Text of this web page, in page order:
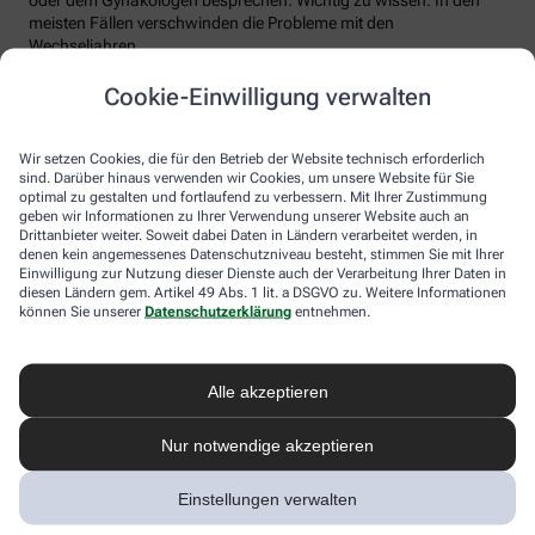
Cookie-Einwilligung verwalten
Wir setzen Cookies, die für den Betrieb der Website technisch erforderlich
sind. Darüber hinaus verwenden wir Cookies, um unsere Website für Sie
optimal zu gestalten und fortlaufend zu verbessern. Mit Ihrer Zustimmung
geben wir Informationen zu Ihrer Verwendung unserer Website auch an
Drittanbieter weiter. Soweit dabei Daten in Ländern verarbeitet werden, in
denen kein angemessenes Datenschutzniveau besteht, stimmen Sie mit Ihrer
Einwilligung zur Nutzung dieser Dienste auch der Verarbeitung Ihrer Daten in
diesen Ländern gem. Artikel 49 Abs. 1 lit. a DSGVO zu. Weitere Informationen
können Sie unserer Datenschutzerklärung entnehmen.
Alle akzeptieren
Nur notwendige akzeptieren
Einstellungen verwalten
meisten Fällen verschwinden die Probleme mit den
Wechseljahren.
Voraussetzung für eine erfolgreiche Behandlung ist allerdings
immer, dass die Endometriose auch als solche erkannt wird.
nehmen und ärztlich abklären lassen. Und sich auf keinen Fall
einreden lassen, sie seien normal.
Melden Sie sich hier an und sichern Sie
sich Ihren 10% Gutschein* für unsere
Apotheke